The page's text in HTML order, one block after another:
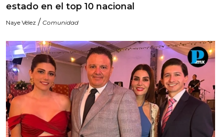
estado en el top 10 nacional
Naye Vélez / Comunidad